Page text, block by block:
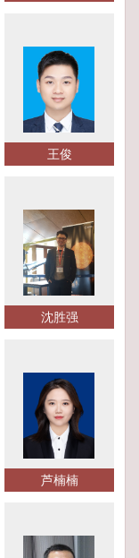
王俊
沈胜强
芦楠楠